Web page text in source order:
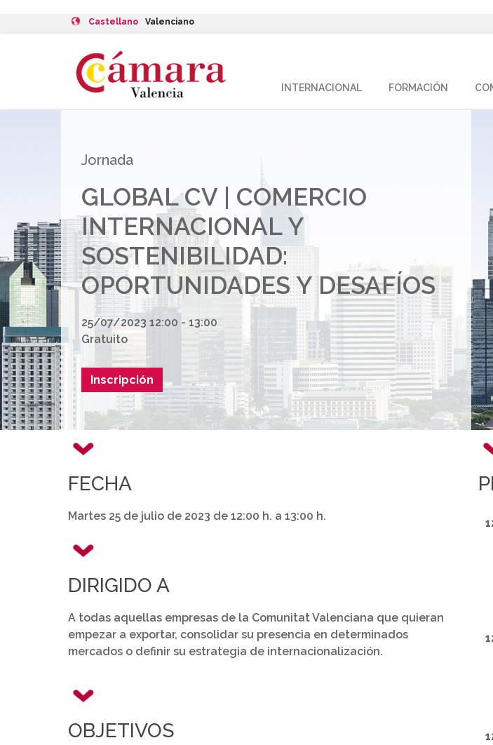
Castellano Valenciano
INTERNACIONAL FORMACIÓN
Jornada
GLOBAL CV | COMERCIO
INTERNACIONAL Y
SOSTENIBILIDAD:
OPORTUNIDADES Y DESAFÍOS
25/07/2023 12:00 - 13:00
Gratuito
Inscripción
FECHA
Martes 25 de julio de 2023 de 12:00 h. a 13:00 h.
DIRIGIDO A
A todas aquellas empresas de la Comunitat Valenciana que quieran
empezar a exportar, consolidar su presencia en determinados
mercados o definir su estrategia de internacionalización.
OBJETIVOS